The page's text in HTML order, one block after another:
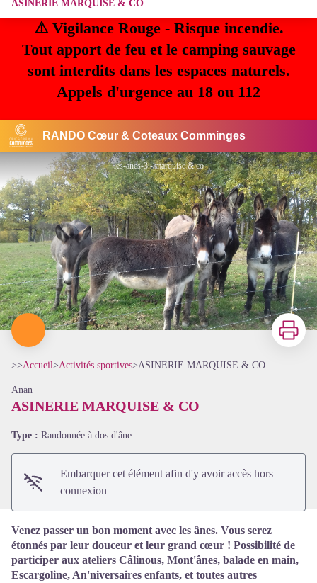
⚠️ Vigilance Rouge - Risque incendie.
Tout apport de feu et le camping sauvage
sont interdits dans les espaces naturels.
Appels d'urgence au 18 ou 112
RANDO Cœur & Coteaux Comminges
ASINERIE MARQUISE & CO
les-anes-3 - marquise & co
Imprimer
>>Accueil>Activités sportives>ASINERIE MARQUISE & CO
Anan
ASINERIE MARQUISE & CO
Type : Randonnée à dos d'âne
Embarquer cet élément afin d'y avoir accès hors
connexion
Venez passer un bon moment avec les ânes. Vous serez
étonnés par leur douceur et leur grand cœur ! Possibilité de
participer aux ateliers Câlinous, Mont'ânes, balade en main,
Escargoline, An'niversaires enfants, et toutes autres